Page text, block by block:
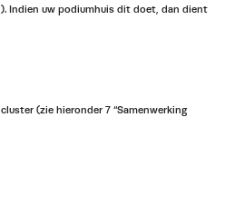
Indien uw podiumhuis dit doet, dan dient
(zie hieronder 7 “Samenwerking